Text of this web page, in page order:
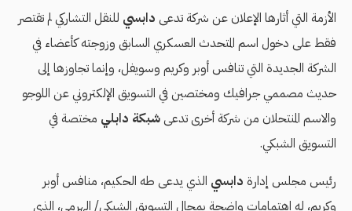
الأزمة التي أثارها الإعلان عن شركة تدعى دابسي للنقل التشاركي لم تقتصر
فقط على دخول اسم المتحدث العسكري السابق وزوجته كأعضاء في
الشركة الجديدة التي تنافس أوبر وكريم وسويفل، وإنما تجاوزها إلى
حديث مصممي جرافيك ومختصين في التسويق الإلكتروني عن اللوجو
والاسم المنتحلان من شركة أخرى تدعىشبكة دابلي مختصة في
التسويق الشبكي.
رئيس مجلس إدارة دابسي الذي يدعى طه الحكيم، منافس أوبر
وكريم، له اهتمامات واضحة بمجال التسويق الشبكي/ الهرمي، الذي